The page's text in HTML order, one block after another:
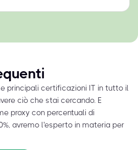
principali certificazioni IT in tutto il
ciò che stai cercando. E
proxy con percentuali di
avremo l'esperto in materia per